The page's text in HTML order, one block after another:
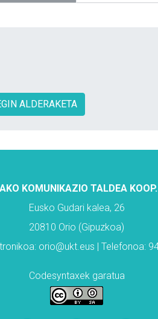
ALDERAKETA
KOMUNIKAZIO TALDEA
Eusko Gudari kalea, 26
20810 Orio (Gipuzkoa)
orio@ukt.eus | Telefonoa:
Codesyntaxek garatua